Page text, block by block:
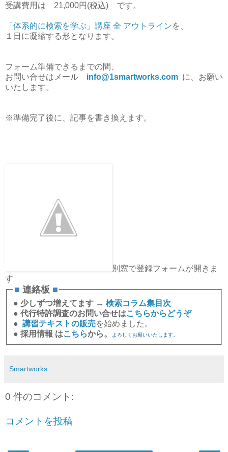
受講費用は 21,000円(税込) です。
「体系的に検索を学ぶ」講座 全 アウトラインを、
１日に凝縮する形となります。
フォーム準備できるまでの間、
お問い合せはメール info@1smartworks.com に、お願い
いたします。
※準備完了後に、記事を書き換えます。
別窓で登録フォームが開きま
す
■ 連絡板 ■
● 少しずつ増えてます → 検索コラム集目次
● 代行特許調査のお問い合せはこちらからどうぞ
● 講習テキストの販売を始めました。
● 採用情報 はこちらから。 よろしくお願いいたします。
Smartworks
0 件のコメント:
コメントを投稿